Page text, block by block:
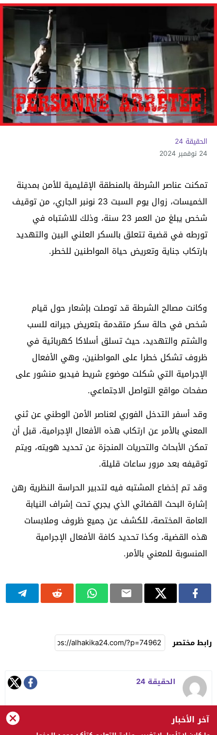
الحقيقة 24
24 نوفمبر 2024
تمكنت عناصر الشرطة بالمنطقة الإقليمية للأمن بمدينة
الخميسات، زوال يوم السبت 23 نونبر الجاري، من توقيف
شخص يبلغ من العمر 23 سنة، وذلك للاشتباه في
تورطه في قضية تتعلق بالسكر العلني البين والتهديد
بارتكاب جناية وتعريض حياة المواطنين للخطر.
وكانت مصالح الشرطة قد توصلت بإشعار حول قيام
شخص في حالة سكر متقدمة بتعريض جيرانه للسب
والشتم والتهديد، حيث تسلق أسلاكا كهربائية في
ظروف تشكل خطرا على المواطنين، وهي الأفعال
الإجرامية التي شكلت موضوع شريط فيديو منشور على
صفحات مواقع التواصل الاجتماعي.
وقد أسفر التدخل الفوري لعناصر الأمن الوطني عن ثني
المعني بالأمر عن ارتكاب هذه الأفعال الإجرامية، قبل أن
تمكن الأبحاث والتحريات المنجزة عن تحديد هويته، ويتم
توقيفه بعد مرور ساعات قليلة.
وقد تم إخضاع المشتبه فيه لتدبير الحراسة النظرية رهن
إشارة البحث القضائي الذي يجري تحت إشراف النيابة
العامة المختصة، للكشف عن جميع ظروف وملابسات
هذه القضية، وكذا تحديد كافة الأفعال الإجرامية
المنسوبة للمعني بالأمر.
رابط مختصر
الحقيقة 24
آخر الأخبار